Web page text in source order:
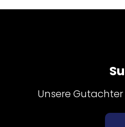
Unsere